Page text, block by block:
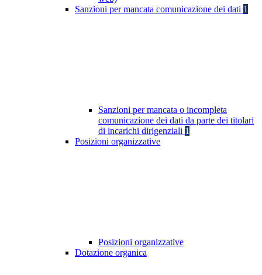
Sanzioni per mancata comunicazione dei dati 1
Sanzioni per mancata o incompleta
comunicazione dei dati da parte dei titolari
di incarichi dirigenziali 1
Posizioni organizzative
Posizioni organizzative
Dotazione organica